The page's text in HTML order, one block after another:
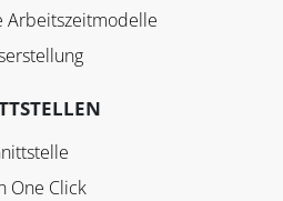
Arbeitszeitmodelle
One Click